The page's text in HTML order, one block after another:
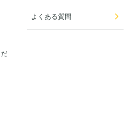
よくある質問